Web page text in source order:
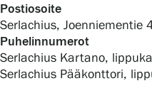
Serlachius Residenssi
SERLACHIUS+
Postiosoite
Serlachius,
Puhelinnumerot
Serlachius Kartano,
Serlachius Pääkonttori,